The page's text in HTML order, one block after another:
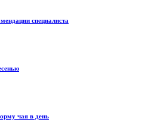
специалиста
чая в день